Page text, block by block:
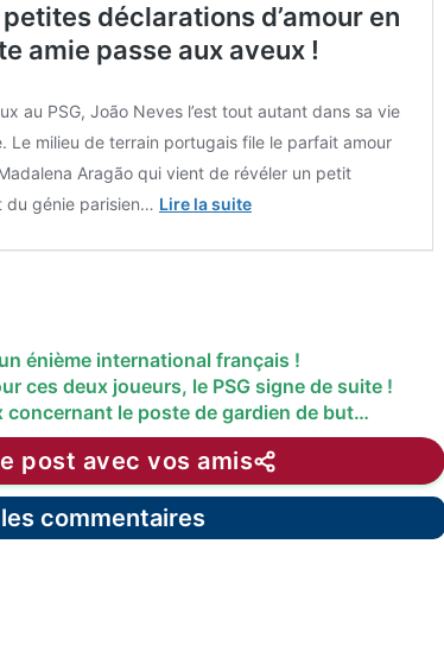
déclarations d’amour en
amie passe aux aveux !
au PSG, João Neves l’est tout autant dans sa vie
Le milieu de terrain portugais file le parfait amour
Aragão qui vient de révéler un petit
du génie parisien… Lire la suite
énième international français !
ces deux joueurs, le PSG signe de suite !
concernant le poste de gardien de but…
post avec vos amis
commentaires